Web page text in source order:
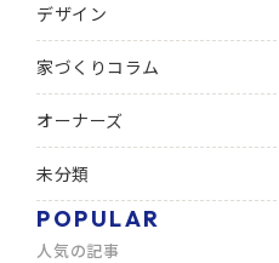
デザイン
家づくりコラム
オーナーズ
未分類
POPULAR
人気の記事